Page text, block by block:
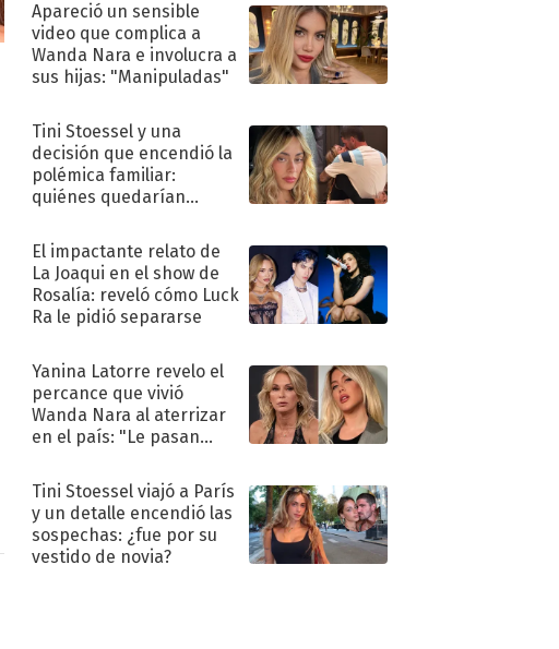
Apareció un sensible
video que complica a
Wanda Nara e involucra a
sus hijas: "Manipuladas"
Tini Stoessel y una
decisión que encendió la
polémica familiar:
quiénes quedarían
El impactante relato de
La Joaqui en el show de
Rosalía: reveló cómo Luck
Ra le pidió separarse
Yanina Latorre revelo el
percance que vivió
Wanda Nara al aterrizar
en el país: "Le pasan
Tini Stoessel viajó a París
y un detalle encendió las
sospechas: ¿fue por su
vestido de novia?